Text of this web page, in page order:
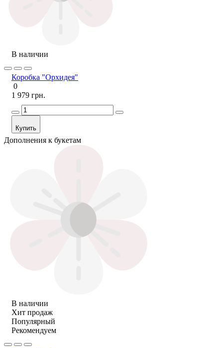
В наличии
Коробка "Орхидея"
0
1 979 грн.
Купить
Дополнения к букетам
В наличии
Хит продаж
Популярный
Рекомендуем